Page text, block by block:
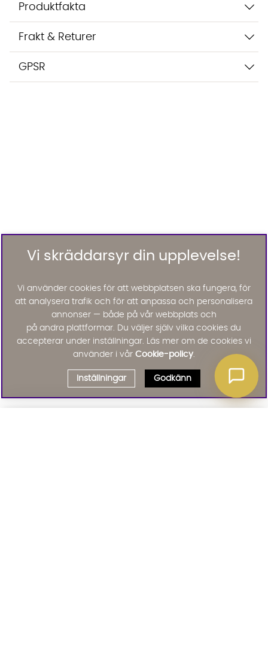
Produktfakta
Frakt & Returer
GPSR
Vi skräddarsyr din upplevelse!
Vi använder cookies för att webbplatsen ska fungera, för
att analysera trafik och för att anpassa och personalisera
annonser — både på vår webbplats och
på andra plattformar. Du väljer själv vilka cookies du
accepterar under inställningar. Läs mer om de cookies vi
använder i vår Cookie-policy.
Inställningar Godkänn